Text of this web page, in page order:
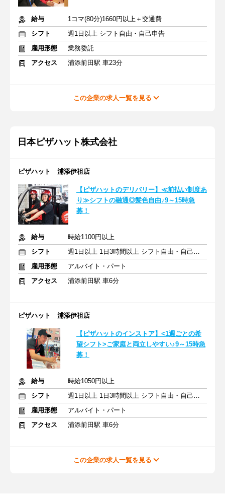
給与
1コマ(80分)1660円以上＋交通費
シフト
週1日以上 シフト自由・自己申告
雇用形態
業務委託
アクセス
浦添前田駅 車23分
この企業の求人一覧を見る
日本ピザハット株式会社
ピザハット 浦添伊祖店
【ピザハットのデリバリー】≪前払い制度あ
り≫シフトの融通◎髪色自由♪9～15時急
募！
給与
時給1100円以上
シフト
週1日以上 1日3時間以上 シフト自由・自己申告
雇用形態
アルバイト・パート
アクセス
浦添前田駅 車6分
ピザハット 浦添伊祖店
【ピザハットのインストア】<1週ごとの希
望シフト>ご家庭と両立しやすい♪9～15時急
募！
給与
時給1050円以上
シフト
週1日以上 1日3時間以上 シフト自由・自己申告
雇用形態
アルバイト・パート
アクセス
浦添前田駅 車6分
この企業の求人一覧を見る